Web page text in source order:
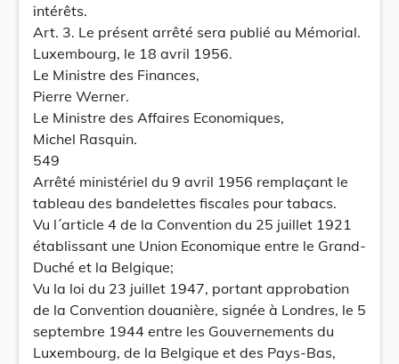
intérêts.
Art. 3. Le présent arrêté sera publié au Mémorial.
Luxembourg, le 18 avril 1956.
Le Ministre des Finances,
Pierre Werner.
Le Ministre des Affaires Economiques,
Michel Rasquin.
549
Arrêté ministériel du 9 avril 1956 remplaçant le
tableau des bandelettes fiscales pour tabacs.
Vu l´article 4 de la Convention du 25 juillet 1921
établissant une Union Economique entre le Grand-
Duché et la Belgique;
Vu la loi du 23 juillet 1947, portant approbation
de la Convention douanière, signée à Londres, le 5
septembre 1944 entre les Gouvernements du
Luxembourg, de la Belgique et des Pays-Bas,